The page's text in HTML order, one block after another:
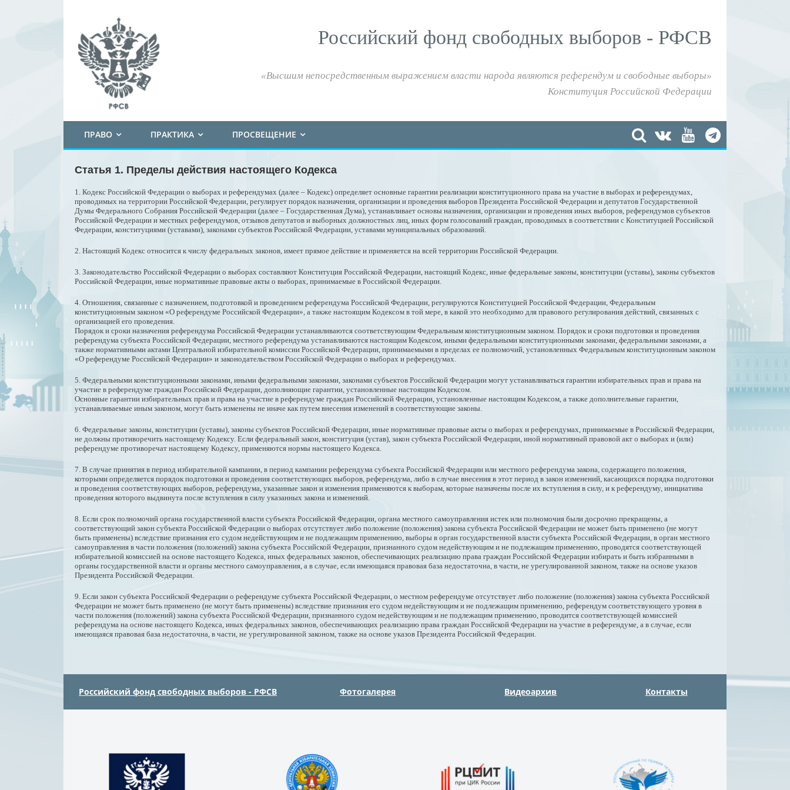
Российский фонд свободных выборов - РФСВ
«Высшим непосредственным выражением власти народа являются референдум и свободные выборы»
Конституция Российской Федерации
ПРАВО ПРАКТИКА ПРОСВЕЩЕНИЕ
Статья 1. Пределы действия настоящего Кодекса
1. Кодекс Российской Федерации о выборах и референдумах (далее – Кодекс) определяет основные гарантии реализации конституционного права на участие в выборах и референдумах,
проводимых на территории Российской Федерации, регулирует порядок назначения, организации и проведения выборов Президента Российской Федерации и депутатов Государственной
Думы Федерального Собрания Российской Федерации (далее – Государственная Дума), устанавливает основы назначения, организации и проведения иных выборов, референдумов субъектов
Российской Федерации и местных референдумов, отзывов депутатов и выборных должностных лиц, иных форм голосований граждан, проводимых в соответствии с Конституцией Российской
Федерации, конституциями (уставами), законами субъектов Российской Федерации, уставами муниципальных образований.
2. Настоящий Кодекс относится к числу федеральных законов, имеет прямое действие и применяется на всей территории Российской Федерации.
3. Законодательство Российской Федерации о выборах составляют Конституция Российской Федерации, настоящий Кодекс, иные федеральные законы, конституции (уставы), законы субъектов
Российской Федерации, иные нормативные правовые акты о выборах, принимаемые в Российской Федерации.
4. Отношения, связанные с назначением, подготовкой и проведением референдума Российской Федерации, регулируются Конституцией Российской Федерации, Федеральным
конституционным законом «О референдуме Российской Федерации», а также настоящим Кодексом в той мере, в какой это необходимо для правового регулирования действий, связанных с
организацией его проведения.
Порядок и сроки назначения референдума Российской Федерации устанавливаются соответствующим Федеральным конституционным законом. Порядок и сроки подготовки и проведения
референдума субъекта Российской Федерации, местного референдума устанавливаются настоящим Кодексом, иными федеральными конституционными законами, федеральными законами, а
также нормативными актами Центральной избирательной комиссии Российской Федерации, принимаемыми в пределах ее полномочий, установленных Федеральным конституционным законом
«О референдуме Российской Федерации» и законодательством Российской Федерации о выборах и референдумах.
5. Федеральными конституционными законами, иными федеральными законами, законами субъектов Российской Федерации могут устанавливаться гарантии избирательных прав и права на
участие в референдуме граждан Российской Федерации, дополняющие гарантии, установленные настоящим Кодексом.
Основные гарантии избирательных прав и права на участие в референдуме граждан Российской Федерации, установленные настоящим Кодексом, а также дополнительные гарантии,
устанавливаемые иным законом, могут быть изменены не иначе как путем внесения изменений в соответствующие законы.
6. Федеральные законы, конституции (уставы), законы субъектов Российской Федерации, иные нормативные правовые акты о выборах и референдумах, принимаемые в Российской Федерации,
не должны противоречить настоящему Кодексу. Если федеральный закон, конституция (устав), закон субъекта Российской Федерации, иной нормативный правовой акт о выборах и (или)
референдуме противоречат настоящему Кодексу, применяются нормы настоящего Кодекса.
7. В случае принятия в период избирательной кампании, в период кампании референдума субъекта Российской Федерации или местного референдума закона, содержащего положения,
которыми определяется порядок подготовки и проведения соответствующих выборов, референдума, либо в случае внесения в этот период в закон изменений, касающихся порядка подготовки
и проведения соответствующих выборов, референдума, указанные закон и изменения применяются к выборам, которые назначены после их вступления в силу, и к референдуму, инициатива
проведения которого выдвинута после вступления в силу указанных закона и изменений.
8. Если срок полномочий органа государственной власти субъекта Российской Федерации, органа местного самоуправления истек или полномочия были досрочно прекращены, а
соответствующий закон субъекта Российской Федерации о выборах отсутствует либо положение (положения) закона субъекта Российской Федерации не может быть применено (не могут
быть применены) вследствие признания его судом недействующим и не подлежащим применению, выборы в орган государственной власти субъекта Российской Федерации, в орган местного
самоуправления в части положения (положений) закона субъекта Российской Федерации, признанного судом недействующим и не подлежащим применению, проводятся соответствующей
избирательной комиссией на основе настоящего Кодекса, иных федеральных законов, обеспечивающих реализацию права граждан Российской Федерации избирать и быть избранными в
органы государственной власти и органы местного самоуправления, а в случае, если имеющаяся правовая база недостаточна, в части, не урегулированной законом, также на основе указов
Президента Российской Федерации.
9. Если закон субъекта Российской Федерации о референдуме субъекта Российской Федерации, о местном референдуме отсутствует либо положение (положения) закона субъекта Российской
Федерации не может быть применено (не могут быть применены) вследствие признания его судом недействующим и не подлежащим применению, референдум соответствующего уровня в
части положения (положений) закона субъекта Российской Федерации, признанного судом недействующим и не подлежащим применению, проводится соответствующей комиссией
референдума на основе настоящего Кодекса, иных федеральных законов, обеспечивающих реализацию права граждан Российской Федерации на участие в референдуме, а в случае, если
имеющаяся правовая база недостаточна, в части, не урегулированной законом, также на основе указов Президента Российской Федерации.
Российский фонд свободных выборов - РФСВ Фотогалерея Видеоархив Контакты